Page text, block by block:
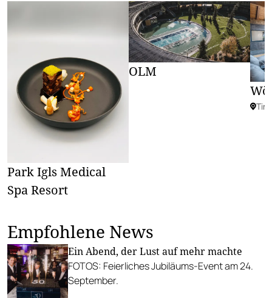
Park Igls Medical
Spa Resort
OLM
Tirol
Empfohlene News
Ein Abend, der Lust auf mehr machte
FOTOS: Feierliches Jubiläums-Event am 24.
September.